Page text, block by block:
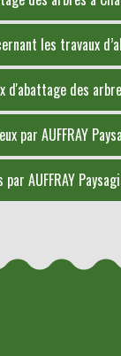
les travaux
d'abattage des
par AUFFRAY
AUFFRAY